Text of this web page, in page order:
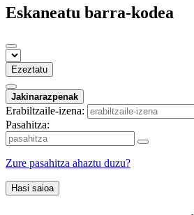
Eskaneatu barra-kodea
Ezeztatu
Jakinarazpenak
Erabiltzaile-izena:
Pasahitza:
Zure pasahitza ahaztu duzu?
Hasi saioa